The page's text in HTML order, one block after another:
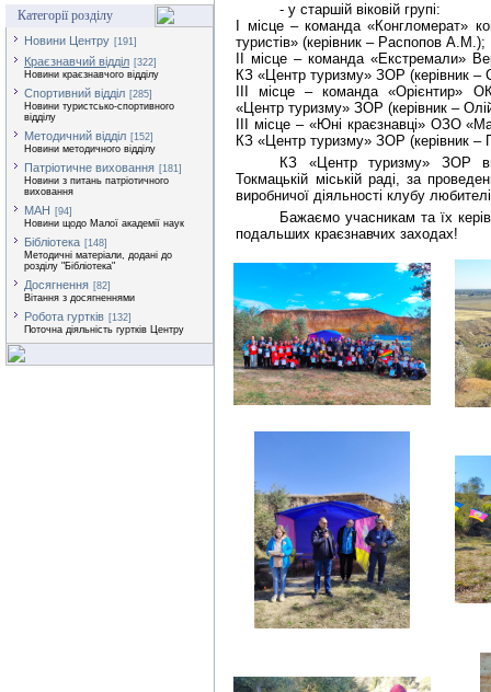
Категорії розділу
Новини Центру [191]
Краєзнавчий відділ [322]
Новини краєзнавчого відділу
Спортивний відділ [285]
Новини туристсько-спортивного
відділу
Методичний відділ [152]
Новини методичного відділу
Патріотичне виховання [181]
Новини з питань патріотичного
виховання
МАН [94]
Новини щодо Малої академії наук
Бібліотека [148]
Методичні матеріали, додані до
розділу "Бібліотека"
Досягнення [82]
Вітання з досягненнями
Робота гуртків [132]
Поточна діяльність гуртків Центру
- у старшій віковій групі:
І місце – команда «Конгломерат»
туристів» (керівник – Распопов А.М.);
ІІ місце – команда «Екстремали»
КЗ «Центр туризму» ЗОР (керівник
ІІІ місце – команда «Орієнтир»
«Центр туризму» ЗОР (керівник –
ІІІ місце – «Юні краєзнавці» ОЗО
КЗ «Центр туризму» ЗОР (керівник
КЗ «Центр туризму» ЗОР
Токмацькій міській раді, за
виробничої діяльності клубу
Бажаємо учасникам та їх
подальших краєзнавчих заходах!